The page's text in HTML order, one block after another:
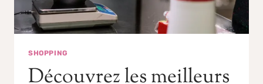
SHOPPING
Découvrez les meilleurs